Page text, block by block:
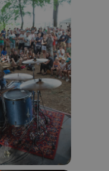
5x2
le
9 août,